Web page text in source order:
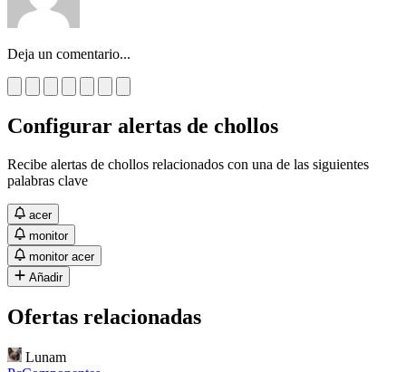
Deja un comentario...
Configurar alertas de chollos
Recibe alertas de chollos relacionados con una de las siguientes
palabras clave
acer
monitor
monitor acer
Añadir
Ofertas relacionadas
Lunam